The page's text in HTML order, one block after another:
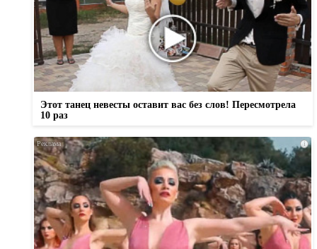
Этот танец невесты оставит вас без слов! Пересмотрела
10 раз
i